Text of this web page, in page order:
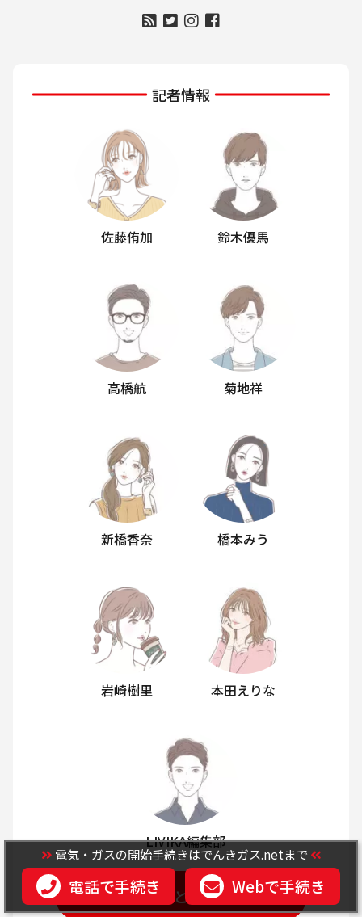
記者情報
佐藤侑加 鈴木優馬
高橋航 菊地祥
新橋香奈 橋本みう
岩崎樹里 本田えりな
LIVIKA編集部
もっと見る
電気・ガスの開始手続きはでんきガス.netまで
電話で手続き Webで手続き